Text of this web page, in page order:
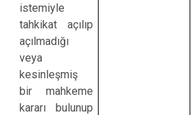
istemiyle
tahkikat açılıp
açılmadığı
veya
kesinleşmiş
bir mahkeme
kararı bulunup